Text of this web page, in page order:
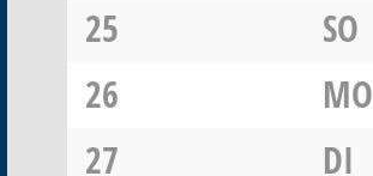
25
SO
26
MO
27
DI